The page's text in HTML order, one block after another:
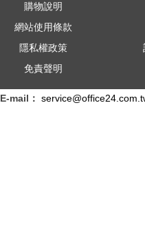
購物說明
網站使用條款
隱私權政策
免責聲明
E-mail：